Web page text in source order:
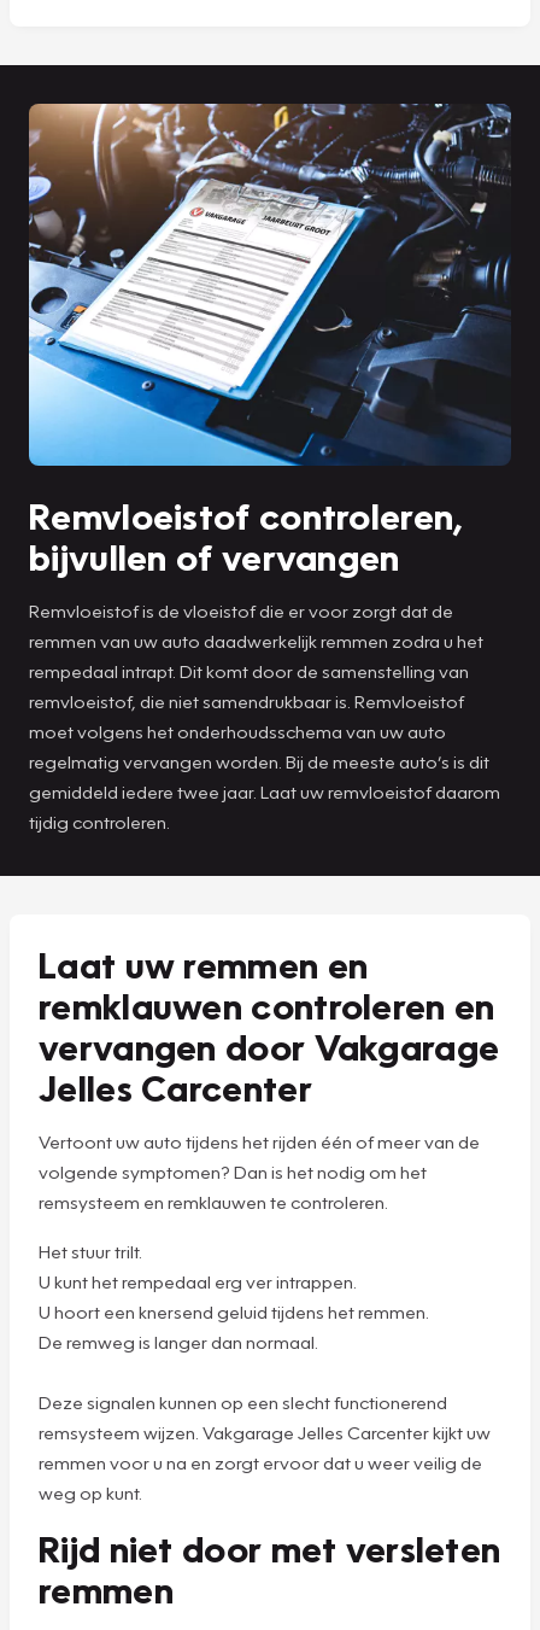
Remvloeistof controleren,
bijvullen of vervangen
Remvloeistof is de vloeistof die er voor zorgt dat de
remmen van uw auto daadwerkelijk remmen zodra u het
rempedaal intrapt. Dit komt door de samenstelling van
remvloeistof, die niet samendrukbaar is. Remvloeistof
moet volgens het onderhoudsschema van uw auto
regelmatig vervangen worden. Bij de meeste auto’s is dit
gemiddeld iedere twee jaar. Laat uw remvloeistof daarom
tijdig controleren.
Laat uw remmen en
remklauwen controleren en
vervangen door Vakgarage
Jelles Carcenter
Vertoont uw auto tijdens het rijden één of meer van de
volgende symptomen? Dan is het nodig om het
remsysteem en remklauwen te controleren.
Het stuur trilt.
U kunt het rempedaal erg ver intrappen.
U hoort een knersend geluid tijdens het remmen.
De remweg is langer dan normaal.
Deze signalen kunnen op een slecht functionerend
remsysteem wijzen. Vakgarage Jelles Carcenter kijkt uw
remmen voor u na en zorgt ervoor dat u weer veilig de
weg op kunt.
Rijd niet door met versleten
remmen